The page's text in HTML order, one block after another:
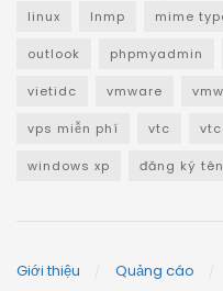
linux lnmp mime
outlook phpmyadmin
vietidc vmware
vps miễn phí vtc
windows xp đăng ký
Giới thiệu Quảng cáo